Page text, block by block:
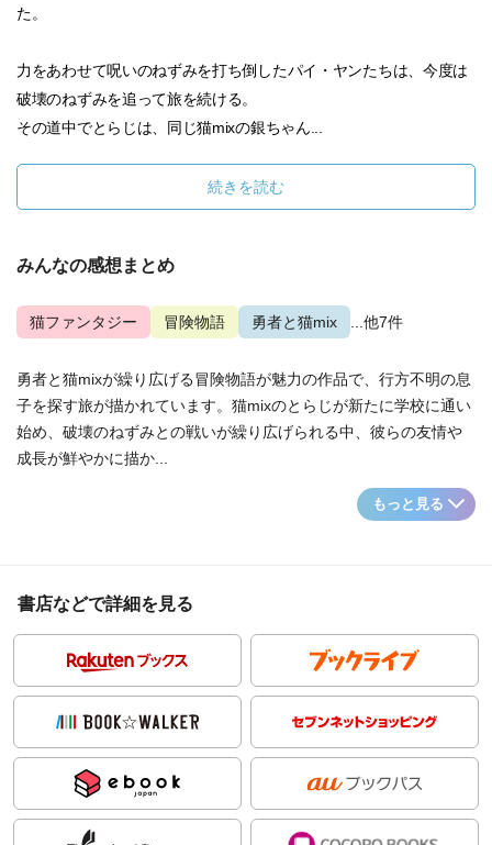
た。
力をあわせて呪いのねずみを打ち倒したパイ・ヤンたちは、今度は
破壊のねずみを追って旅を続ける。
その道中でとらじは、同じ猫mixの銀ちゃん...
続きを読む
みんなの感想まとめ
猫ファンタジー 冒険物語 勇者と猫mix ...他7件
勇者と猫mixが繰り広げる冒険物語が魅力の作品で、行方不明の息
子を探す旅が描かれています。猫mixのとらじが新たに学校に通い
始め、破壊のねずみとの戦いが繰り広げられる中、彼らの友情や
成長が鮮やかに描か...
もっと見る
書店などで詳細を見る